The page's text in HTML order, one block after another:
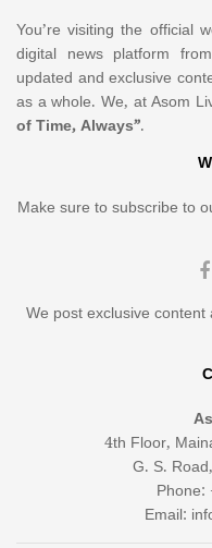
You’re visiting the official
digital news platform
updated and exclusive
as a whole. We, at Asom
of Time, Always”.
Make sure to subscribe to
We post exclusive
4th Floor,
G. S.
Phone:
Email: